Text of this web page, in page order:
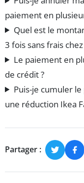
paiement en
Quel est le
3 fois sans frais
Le paiement en
de crédit ?
Puis-je cumuler
une réduction Ikea
Partager :